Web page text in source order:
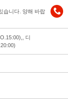
습니다. 양해 바랍
디